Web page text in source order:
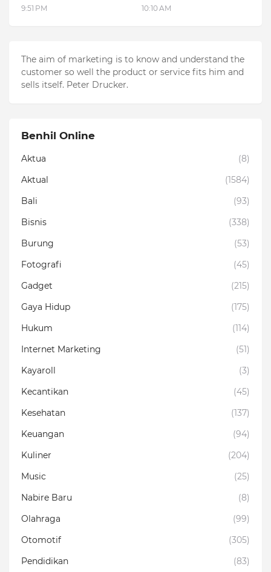
9:51 PM 10:10 AM
The aim of marketing is to know and understand the
customer so well the product or service fits him and
sells itself. Peter Drucker.
Benhil Online
Aktua
(8)
Aktual
(1584)
Bali
(93)
Bisnis
(338)
Burung
(53)
Fotografi
(45)
Gadget
(215)
Gaya Hidup
(175)
Hukum
(114)
Internet Marketing
(51)
Kayaroll
(3)
Kecantikan
(45)
Kesehatan
(137)
Keuangan
(94)
Kuliner
(204)
Music
(25)
Nabire Baru
(8)
Olahraga
(99)
Otomotif
(305)
Pendidikan
(83)